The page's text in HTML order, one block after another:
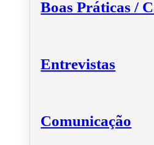
Boas Práticas /
Entrevistas
Comunicação